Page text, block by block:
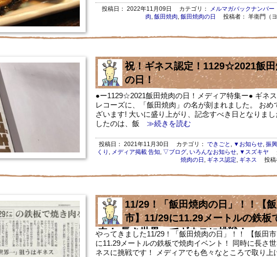
投稿日： 2022年11月09日 カテゴリ： メルマガバックナンバー
肉, 飯田焼肉, 飯田焼肉の日 投稿者： 羊衛門（ヨ
祝！ギネス認定！1129☆2021飯
の日！
●ー1129☆2021飯田焼肉の日！メディア特集ー● ギネ
レコーズに、「飯田焼肉」の名が刻まれました。 おめ
ざいます! 大いに盛り上がり、記念すべき日となりま
したのは、飯 ≫続きを読む
投稿日： 2021年11月30日 カテゴリ： できごと , ▼お知らせ, 振
くり , メディア掲載 告知, ▽ブログ, いろんなお知らせ, ▼スズキヤ
焼肉の日 , ギネス認定, ギネス 投
11/29！「飯田焼肉の日」！！【
市】11/29に11.29メートルの鉄板
肉！ 長さ世界一でギネスに挑戦！
やってきました11/29！「飯田焼肉の日」！！ 【飯田
に11.29メートルの鉄板で焼肉イベント！ 同時に長さ
ネスに挑戦です！ メディアでも色々なところで取り上